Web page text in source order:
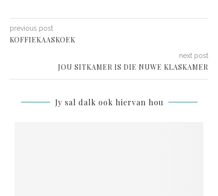
previous post
KOFFIEKAASKOEK
next post
JOU SITKAMER IS DIE NUWE KLASKAMER
Jy sal dalk ook hiervan hou